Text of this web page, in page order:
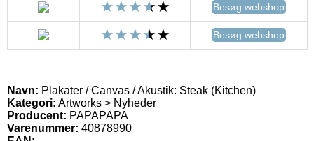
Besøg webshop
Besøg webshop
Navn: Plakater / Canvas / Akustik: Steak (Kitchen)
Kategori: Artworks > Nyheder
Producent: PAPAPAPA
Varenummer: 40878990